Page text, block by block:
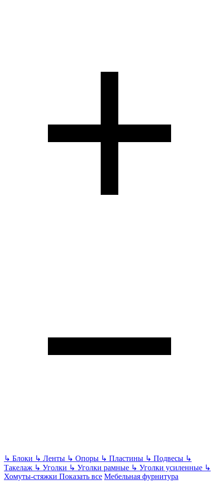
↳ Блоки ↳ Ленты ↳ Опоры ↳ Пластины ↳ Подвесы ↳
Такелаж ↳ Уголки ↳ Уголки рамные ↳ Уголки усиленные ↳
Хомуты-стяжки Показать все Мебельная фурнитура